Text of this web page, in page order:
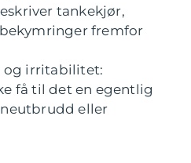
tankekjør,
fremfor
og irritabilitet:
få til det en egentlig
eller